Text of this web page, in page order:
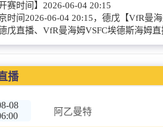
赛时间】 2026-06-04 20:15
时间2026-06-04 20:15，德戊【VfR曼
戊直播、VfR曼海姆VSFC埃德斯海姆
播
08
阿乙曼特